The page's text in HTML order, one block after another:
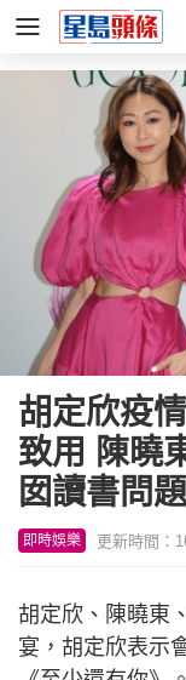
胡定欣疫
致用 陳曉
囡讀書問題
即時娛樂 更新時間：
胡定欣、陳曉東
宴，胡定欣表示